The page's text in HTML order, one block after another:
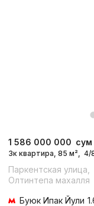
1 586 000 000 сум
3к квартира, 85 м², 4/
Паркентская улица,
Олтинтепа махалля
Буюк Ипак Йули